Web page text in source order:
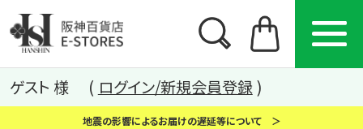
ゲスト 様 ログイン/新規会員登録
地震の影響によるお届けの遅延等について ＞